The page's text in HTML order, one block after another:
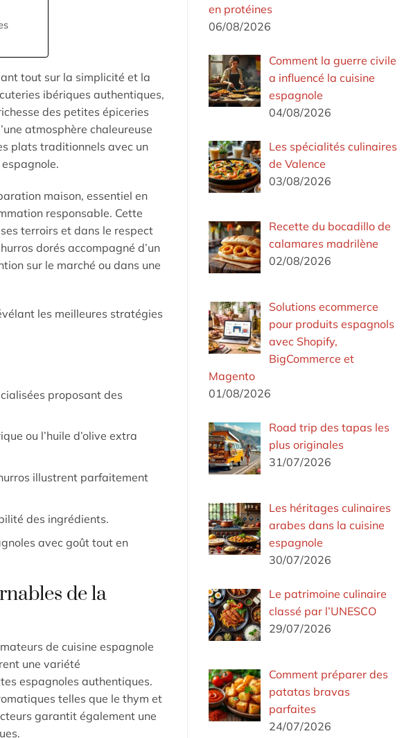
tout sur la simplicité et la
ibériques authentiques,
des petites épiceries
atmosphère chaleureuse
plats traditionnels avec un
maison, essentiel en
responsable. Cette
terroirs et dans le respect
dorés accompagné d’un
sur le marché ou dans une
les meilleures stratégies
proposant des
ou l’huile d’olive extra
illustrent parfaitement
des ingrédients.
avec goût tout en
de la
de cuisine espagnole
une variété
espagnoles authentiques.
telles que le thym et
garantit également une
en protéines
06/08/2026
Comment la guerre civile
a influencé la cuisine
espagnole
04/08/2026
Les spécialités culinaires
de Valence
03/08/2026
Recette du bocadillo de
calamares madrilène
02/08/2026
Solutions ecommerce
pour produits espagnols
avec Shopify,
BigCommerce et
Magento
01/08/2026
Road trip des tapas les
plus originales
31/07/2026
Les héritages culinaires
arabes dans la cuisine
espagnole
30/07/2026
Le patrimoine culinaire
classé par l’UNESCO
29/07/2026
Comment préparer des
patatas bravas
parfaites
24/07/2026